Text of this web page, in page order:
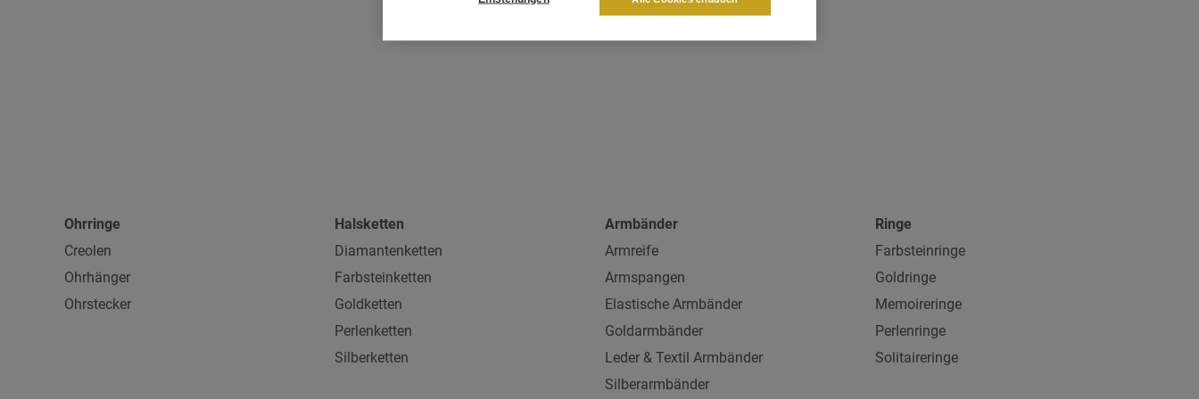
Ohrringe
Creolen
Ohrhänger
Ohrstecker
Halsketten
Diamantenketten
Farbsteinketten
Goldketten
Perlenketten
Silberketten
Armbänder
Armreife
Armspangen
Elastische Armbänder
Goldarmbänder
Leder & Textil Armbänder
Silberarmbänder
Ringe
Farbsteinringe
Goldringe
Memoireringe
Perlenringe
Solitaireringe